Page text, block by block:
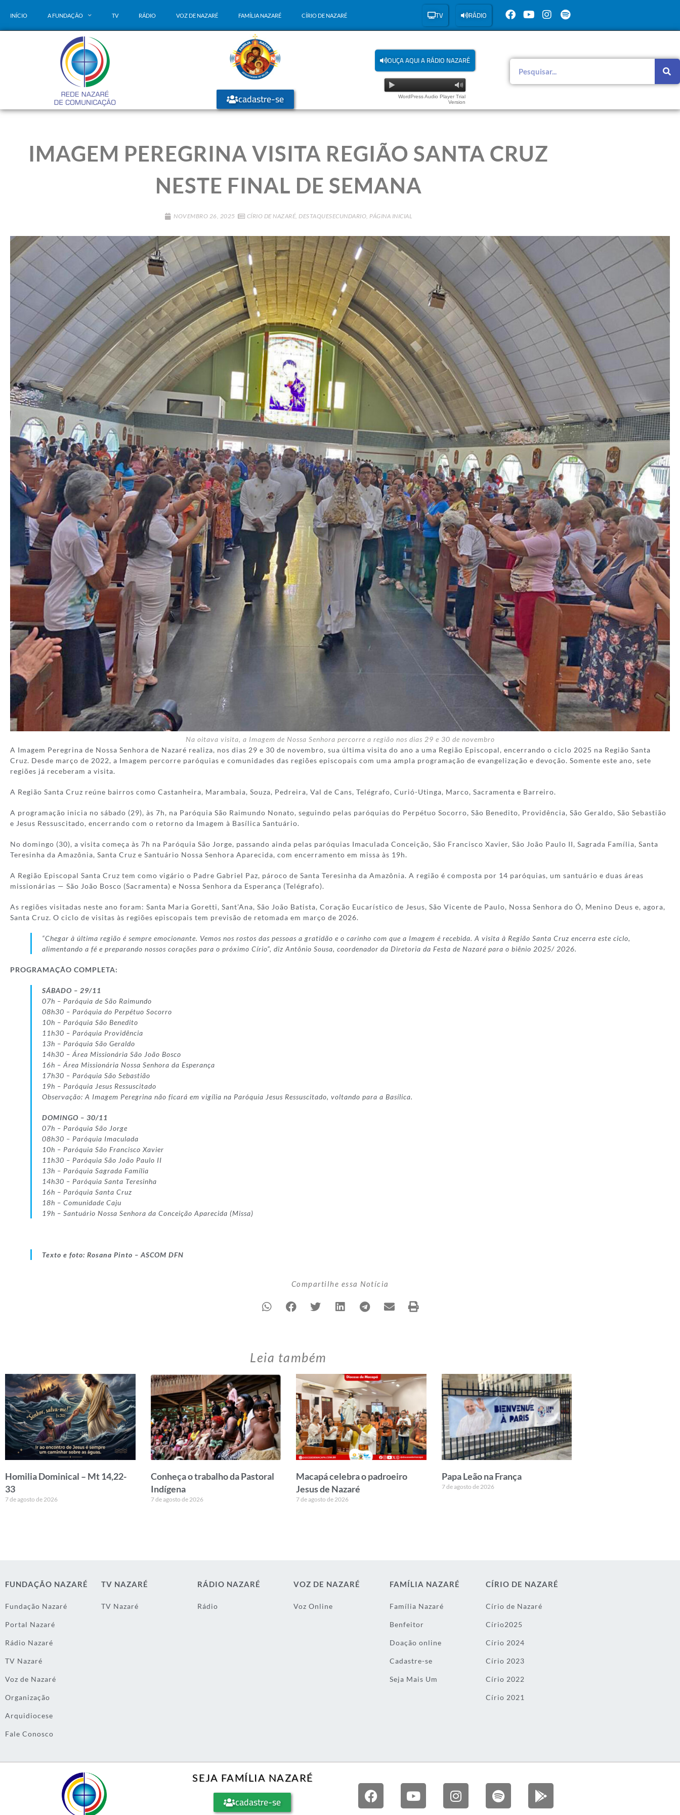
INÍCIO A FUNDAÇÃO TV RÁDIO VOZ DE NAZARÉ FAMÍLIA NAZARÉ CÍRIO DE NAZARÉ TV RÁDIO
cadastre-se
OUÇA AQUI A RÁDIO NAZARÉ
WordPress Audio Player Trial
Version
IMAGEM PEREGRINA VISITA REGIÃO SANTA CRUZ
NESTE FINAL DE SEMANA
NOVEMBRO 26, 2025 CÍRIO DE NAZARÉ, DESTAQUESECUNDARIO, PÁGINA INICIAL
Na oitava visita, a Imagem de Nossa Senhora percorre a região nos dias 29 e 30 de novembro
A Imagem Peregrina de Nossa Senhora de Nazaré realiza, nos dias 29 e 30 de novembro, sua última visita do ano a uma Região Episcopal, encerrando o ciclo 2025 na Região Santa
Cruz. Desde março de 2022, a Imagem percorre paróquias e comunidades das regiões episcopais com uma ampla programação de evangelização e devoção. Somente este ano, sete
regiões já receberam a visita.
A Região Santa Cruz reúne bairros como Castanheira, Marambaia, Souza, Pedreira, Val de Cans, Telégrafo, Curió-Utinga, Marco, Sacramenta e Barreiro.
A programação inicia no sábado (29), às 7h, na Paróquia São Raimundo Nonato, seguindo pelas paróquias do Perpétuo Socorro, São Benedito, Providência, São Geraldo, São Sebastião
e Jesus Ressuscitado, encerrando com o retorno da Imagem à Basílica Santuário.
No domingo (30), a visita começa às 7h na Paróquia São Jorge, passando ainda pelas paróquias Imaculada Conceição, São Francisco Xavier, São João Paulo II, Sagrada Família, Santa
Teresinha da Amazônia, Santa Cruz e Santuário Nossa Senhora Aparecida, com encerramento em missa às 19h.
A Região Episcopal Santa Cruz tem como vigário o Padre Gabriel Paz, pároco de Santa Teresinha da Amazônia. A região é composta por 14 paróquias, um santuário e duas áreas
missionárias — São João Bosco (Sacramenta) e Nossa Senhora da Esperança (Telégrafo).
As regiões visitadas neste ano foram: Santa Maria Goretti, Sant’Ana, São João Batista, Coração Eucarístico de Jesus, São Vicente de Paulo, Nossa Senhora do Ó, Menino Deus e, agora,
Santa Cruz. O ciclo de visitas às regiões episcopais tem previsão de retomada em março de 2026.
“Chegar à última região é sempre emocionante. Vemos nos rostos das pessoas a gratidão e o carinho com que a Imagem é recebida. A visita à Região Santa Cruz encerra este ciclo,
alimentando a fé e preparando nossos corações para o próximo Círio”, diz Antônio Sousa, coordenador da Diretoria da Festa de Nazaré para o biênio 2025/ 2026.
PROGRAMAÇÃO COMPLETA:
SÁBADO – 29/11
07h – Paróquia de São Raimundo
08h30 – Paróquia do Perpétuo Socorro
10h – Paróquia São Benedito
11h30 – Paróquia Providência
13h – Paróquia São Geraldo
14h30 – Área Missionária São João Bosco
16h – Área Missionária Nossa Senhora da Esperança
17h30 – Paróquia São Sebastião
19h – Paróquia Jesus Ressuscitado
Observação: A Imagem Peregrina não ficará em vigília na Paróquia Jesus Ressuscitado, voltando para a Basílica.
DOMINGO – 30/11
07h – Paróquia São Jorge
08h30 – Paróquia Imaculada
10h – Paróquia São Francisco Xavier
11h30 – Paróquia São João Paulo II
13h – Paróquia Sagrada Família
14h30 – Paróquia Santa Teresinha
16h – Paróquia Santa Cruz
18h – Comunidade Caju
19h – Santuário Nossa Senhora da Conceição Aparecida (Missa)
Texto e foto: Rosana Pinto – ASCOM DFN
Compartilhe essa Notícia
Leia também
Homilia Dominical – Mt 14,22-
33
7 de agosto de 2026
Conheça o trabalho da Pastoral
Indígena
7 de agosto de 2026
Macapá celebra o padroeiro
Jesus de Nazaré
7 de agosto de 2026
Papa Leão na França
7 de agosto de 2026
FUNDAÇÃO NAZARÉ
Fundação Nazaré
Portal Nazaré
Rádio Nazaré
TV Nazaré
Voz de Nazaré
Organização
Arquidiocese
Fale Conosco
TV NAZARÉ
TV Nazaré
RÁDIO NAZARÉ
Rádio
VOZ DE NAZARÉ
Voz Online
FAMÍLIA NAZARÉ
Família Nazaré
Benfeitor
Doação online
Cadastre-se
Seja Mais Um
CÍRIO DE NAZARÉ
Círio de Nazaré
Círio2025
Círio 2024
Círio 2023
Círio 2022
Círio 2021
SEJA FAMÍLIA NAZARÉ
cadastre-se